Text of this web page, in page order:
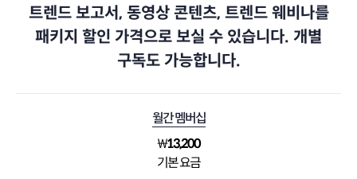
트렌드 보고서, 동영상 콘텐츠, 트렌드 웨비나를
패키지 할인 가격으로 보실 수 있습니다. 개별
구독도 가능합니다.
월간 멤버십
₩13,200
기본 요금